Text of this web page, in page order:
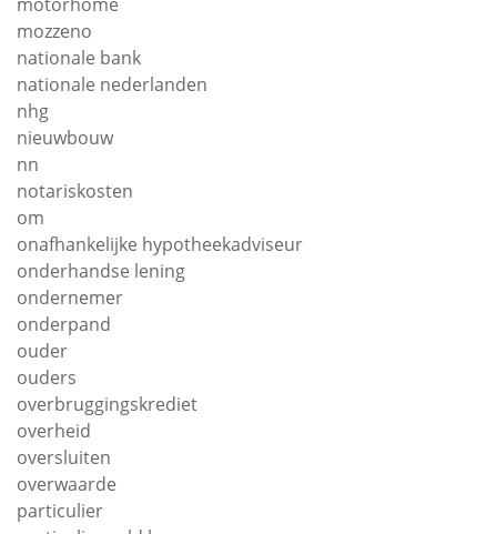
mozzeno
nationale bank
nationale nederlanden
nhg
nieuwbouw
nn
notariskosten
om
onafhankelijke hypotheekadviseur
onderhandse lening
ondernemer
onderpand
ouder
ouders
overbruggingskrediet
overheid
oversluiten
overwaarde
particulier